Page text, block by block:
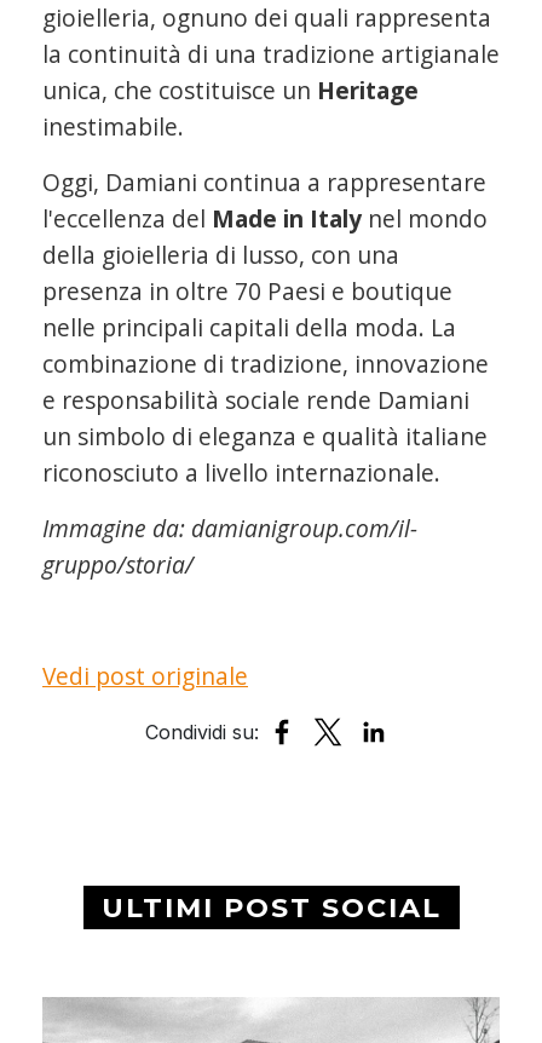
gioielleria, ognuno dei quali rappresenta
la continuità di una tradizione artigianale
unica, che costituisce un Heritage
inestimabile.
Oggi, Damiani continua a rappresentare
l'eccellenza del Made in Italy nel mondo
della gioielleria di lusso, con una
presenza in oltre 70 Paesi e boutique
nelle principali capitali della moda. La
combinazione di tradizione, innovazione
e responsabilità sociale rende Damiani
un simbolo di eleganza e qualità italiane
riconosciuto a livello internazionale.
Immagine da: damianigroup.com/il-
gruppo/storia/
Vedi post originale
ULTIMI POST SOCIAL